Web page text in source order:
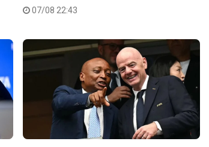
07/08 22:43